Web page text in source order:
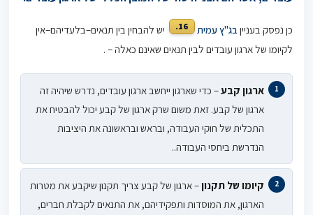
כן נפסק בעניין בג"ץ עמית 16. יש להבחין בין תנאים–בלעדיהם–אין
לקיומו של ארגון עובדים לבין תנאים שאינם כאלה – .
ארגון קבע– כדי שארגון ייחשב ארגון עובדים, נדרש שיהיה זה
ארגון של קבע. זאת משום שרק ארגון של קבע יכול להבטיח את
התכלית של חוקי העבודה, ובראש ובראשונה את היציבות
הנדרשת ביחסי העבודה..
קיומו של תקנון– ארגון של קבע צריך תקנון שיקבע את מטרות
הארגון, את המוסדות ותפקידיהם, את התנאים לקבלת חברים,